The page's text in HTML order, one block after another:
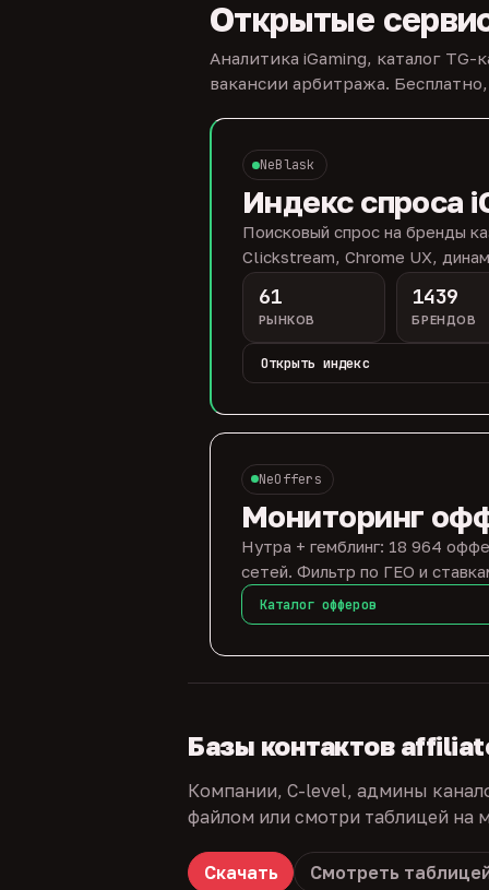
Открытые
Аналитика iGaming, каталог
вакансии арбитража.
NeBlask
Индекс спроса
Поисковый спрос на бренды
Clickstream, Chrome UX,
61
РЫНКОВ
1439
БРЕНДОВ
Открыть индекс
NeOffers
Мониторинг
Нутра + гемблинг: 18 964
сетей. Фильтр по ГЕО и
Каталог офферов
Базы контактов
Компании, C-level, админы
файлом или смотри таблицей на
Скачать Смотреть